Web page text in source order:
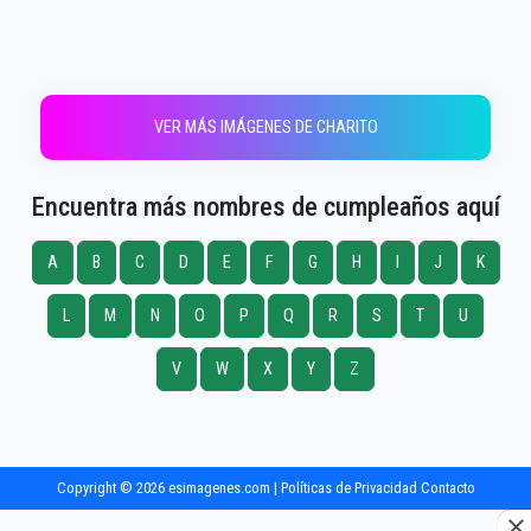
VER MÁS IMÁGENES DE CHARITO
Encuentra más nombres de cumpleaños aquí
A B C D E F G H I J K
L M N O P Q R S T U
V W X Y Z
Copyright © 2026 esimagenes.com | Políticas de Privacidad Contacto